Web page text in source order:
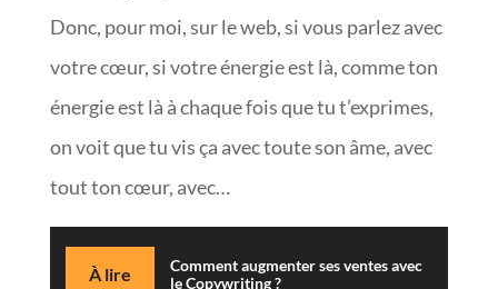
Donc, pour moi, sur le web, si vous parlez avec
votre cœur, si votre énergie est là, comme ton
énergie est là à chaque fois que tu t’exprimes,
on voit que tu vis ça avec toute son âme, avec
tout ton cœur, avec…
À lire
Comment augmenter ses ventes avec
le Copywriting ?